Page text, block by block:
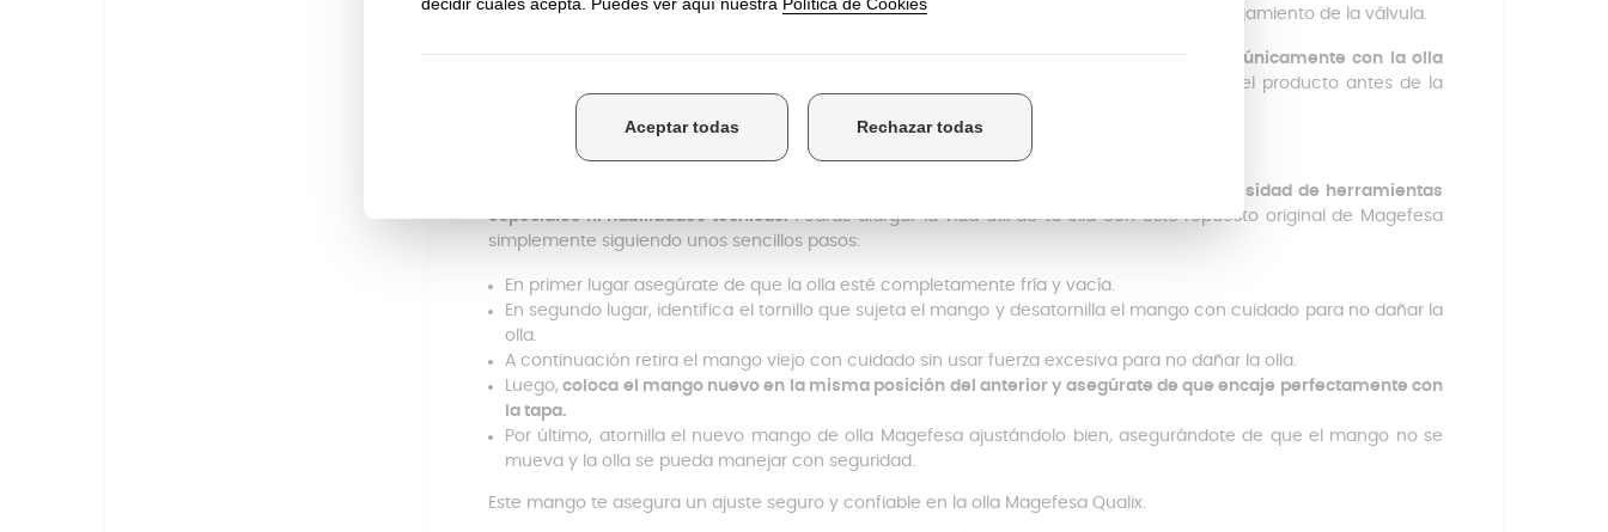
cocina. El mango también incluye la pestaña con el conjunto de cierre de la olla y es el alojamiento de la válvula.
Tiene unas medidas de 23 cm de largo y 6 cm de ancho. Este mango escompatible únicamente con la olla
. Por eso, desde Anakel Home te recomendamos verificar el modelo del producto antes de la
compra para garantizar un ajuste adecuado.
Mango Olla Magefesa Qualix: Instalación
La instalación es muy sencilla, podrás instalarlo con total rapidez y seguridad sin necesidad de herramientas
especiales ni habilidades técnicas.Podrás alargar la vida útil de tu olla con este repuesto original de Magefesa
simplemente siguiendo unos sencillos pasos:
En primer lugar asegúrate de que la olla esté completamente fría y vacía.
En segundo lugar, identifica el tornillo que sujeta el mango y desatornilla el mango con cuidado para no dañar la
olla.
A continuación retira el mango viejo con cuidado sin usar fuerza excesiva para no dañar la olla.
Luego, coloca el mango nuevo en la misma posición del anterior y asegúrate de que encaje perfectamente con
la tapa.
Por último, atornilla el nuevo mango de olla Magefesa ajustándolo bien, asegurándote de que el mango no se
mueva y la olla se pueda manejar con seguridad.
Este mango te asegura un ajuste seguro y confiable en la olla Magefesa Qualix.